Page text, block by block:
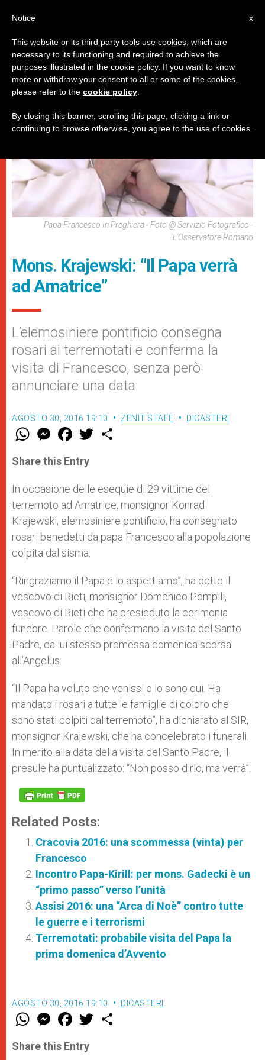
DICASTERI
Papa Francesco In Preghiera - Foto @ Servizio Fotografico -
L'Osservatore Romano
Mons. Krajewski: “Il Papa verrà
ad Amatrice”
L’elemosiniere pontificio consegna
rosari ai terremotati e conferma la
visita di Francesco, senza però
annunciare una data
AGOSTO 30, 2016 19:10 ZENIT STAFF DICASTERI
W
t
s
p
p
M
e
s
e
g
e
r
F
a
e
b
o
k
w
r
Share this Entry
In occasione delle esequie di 29 vittime del
terremoto ad Amatrice, monsignor Konrad
Krajewski, elemosiniere pontificio, ha consegnato
rosari benedetti da papa Francesco alla popolazione
colpita dal sisma.
“Ringraziamo il Papa e lo aspettiamo”, ha detto il
vescovo di Rieti, monsignor Domenico Pompili,
vescovo di Rieti che ha presieduto la cerimonia
funebre. Parole che confermano la visita del Santo
Padre, da lui stesso promessa domenica scorsa
all’Angelus.
“Il Papa ha voluto che venissi e io sono qui. Ha
mandato i rosari a tutte le famiglie di coloro che
sono stati colpiti dal terremoto”, ha dichiarato al SIR,
monsignor Krajewski, che ha concelebrato i funerali.
In merito alla data della visita del Santo Padre, il
presule ha puntualizzato: “Non posso dirlo, ma verrà”.
Related Posts:
Cracovia 2016: una scommessa (vinta) per
Francesco
Incontro Papa-Kirill: per mons. Gadecki è un
“primo passo” verso l’unità
Assisi 2016: una “Arca di Noè” contro tutte
le guerre e i terrorismi
Terremotati: probabile visita del Papa la
prima domenica d’Avvento
AGOSTO 30, 2016 19:10 DICASTERI
W
t
s
M
e
s
e
F
a
e
b
w
Share this Entry
x
Notice
This website or its third party tools use cookies, which are
necessary to its functioning and required to achieve the
purposes illustrated in the cookie policy. If you want to know
more or withdraw your consent to all or some of the cookies,
please refer to the cookie policy
By closing this banner, scrolling this page, clicking a link or
continuing to browse otherwise, you agree to the use of cookies.